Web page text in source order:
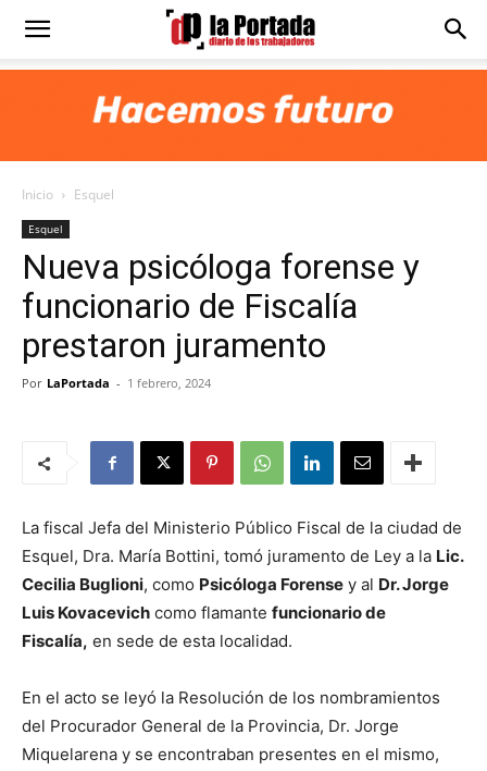
Diario
Portada
Inicio Esquel
Esquel
Nueva psicóloga forense y
funcionario de Fiscalía
prestaron juramento
Por LaPortada - 1 febrero, 2024
La fiscal Jefa del Ministerio Público Fiscal de la ciudad de
Esquel, Dra. María Bottini, tomó juramento de Ley a la Lic.
Cecilia Buglioni, como Psicóloga Forense y al Dr. Jorge
Luis Kovacevich como flamante funcionario de
Fiscalía, en sede de esta localidad.
En el acto se leyó la Resolución de los nombramientos
del Procurador General de la Provincia, Dr. Jorge
Miquelarena y se encontraban presentes en el mismo,